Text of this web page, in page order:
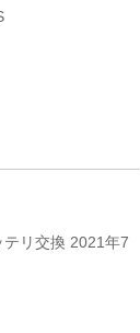
リ交換 2021年7